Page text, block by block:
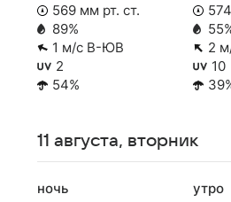
569 мм рт. ст.
89%
1 м/с В-ЮВ
2
54%
2
10
11 августа, вторник
ночь утро